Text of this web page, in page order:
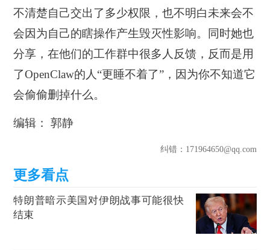
不清楚自己交出了多少权限，也不明白未来会不
会因为自己的瞎操作产生毁灭性影响。同时她也
分享，在他们的工作群中很多人反馈，反而是用
了OpenClaw的人“更睡不着了”，因为你不知道它
会偷偷删掉什么。
编辑： 郭静
纠错：171964650@qq.com
特朗普暗示美国对伊朗战事可能很快
结束